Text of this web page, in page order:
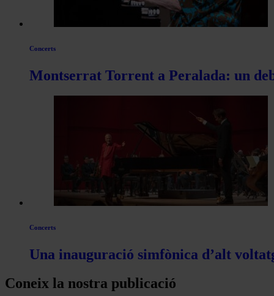
Concerts
Montserrat Torrent a Peralada: un
Concerts
Una inauguració simfònica d’alt
Coneix la nostra publicació